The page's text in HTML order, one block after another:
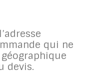
qui ne
devis.